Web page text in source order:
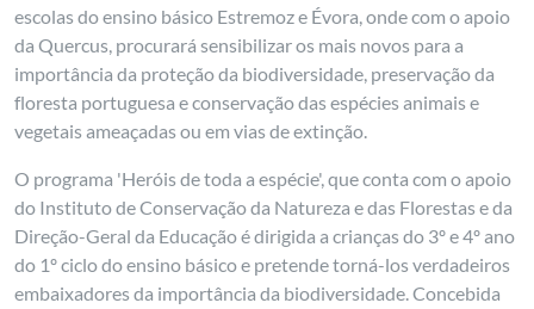
escolas do ensino básico Estremoz e Évora, onde com o apoio
da Quercus, procurará sensibilizar os mais novos para a
importância da proteção da biodiversidade, preservação da
floresta portuguesa e conservação das espécies animais e
vegetais ameaçadas ou em vias de extinção.
O programa 'Heróis de toda a espécie', que conta com o apoio
do Instituto de Conservação da Natureza e das Florestas e da
Direção-Geral da Educação é dirigida a crianças do 3º e 4º ano
do 1º ciclo do ensino básico e pretende torná-los verdadeiros
embaixadores da importância da biodiversidade. Concebida